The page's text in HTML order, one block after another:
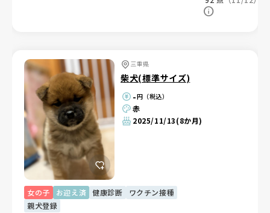
三重県
柴犬(標準サイズ)
-円（税込）
赤
2025/11/13(8か月)
女の子 お迎え済 健康診断
ワクチン接種
親犬登録